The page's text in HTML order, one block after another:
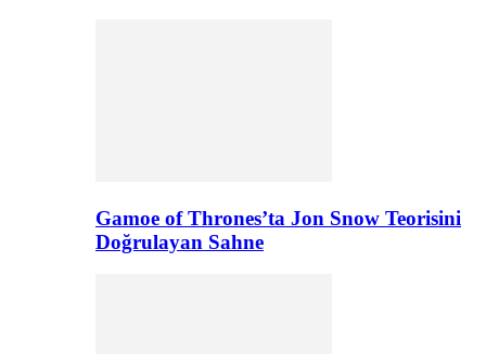
Gamoe of Thrones’ta Jon Snow Teorisini
Doğrulayan Sahne